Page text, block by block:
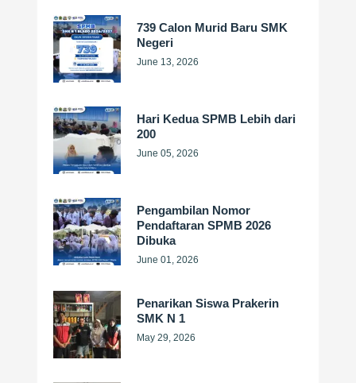
739 Calon Murid Baru SMK
Negeri
June 13, 2026
Hari Kedua SPMB Lebih dari
200
June 05, 2026
Pengambilan Nomor
Pendaftaran SPMB 2026
Dibuka
June 01, 2026
Penarikan Siswa Prakerin
SMK N 1
May 29, 2026